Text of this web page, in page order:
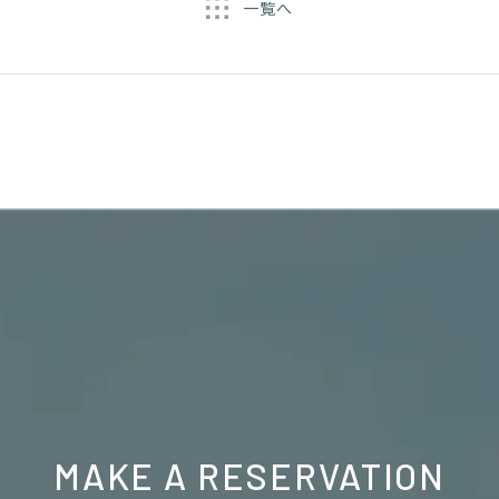
一覧へ
MAKE A RESERVATION